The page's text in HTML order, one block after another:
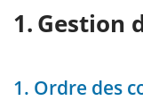
Gestion
1. Ordre des